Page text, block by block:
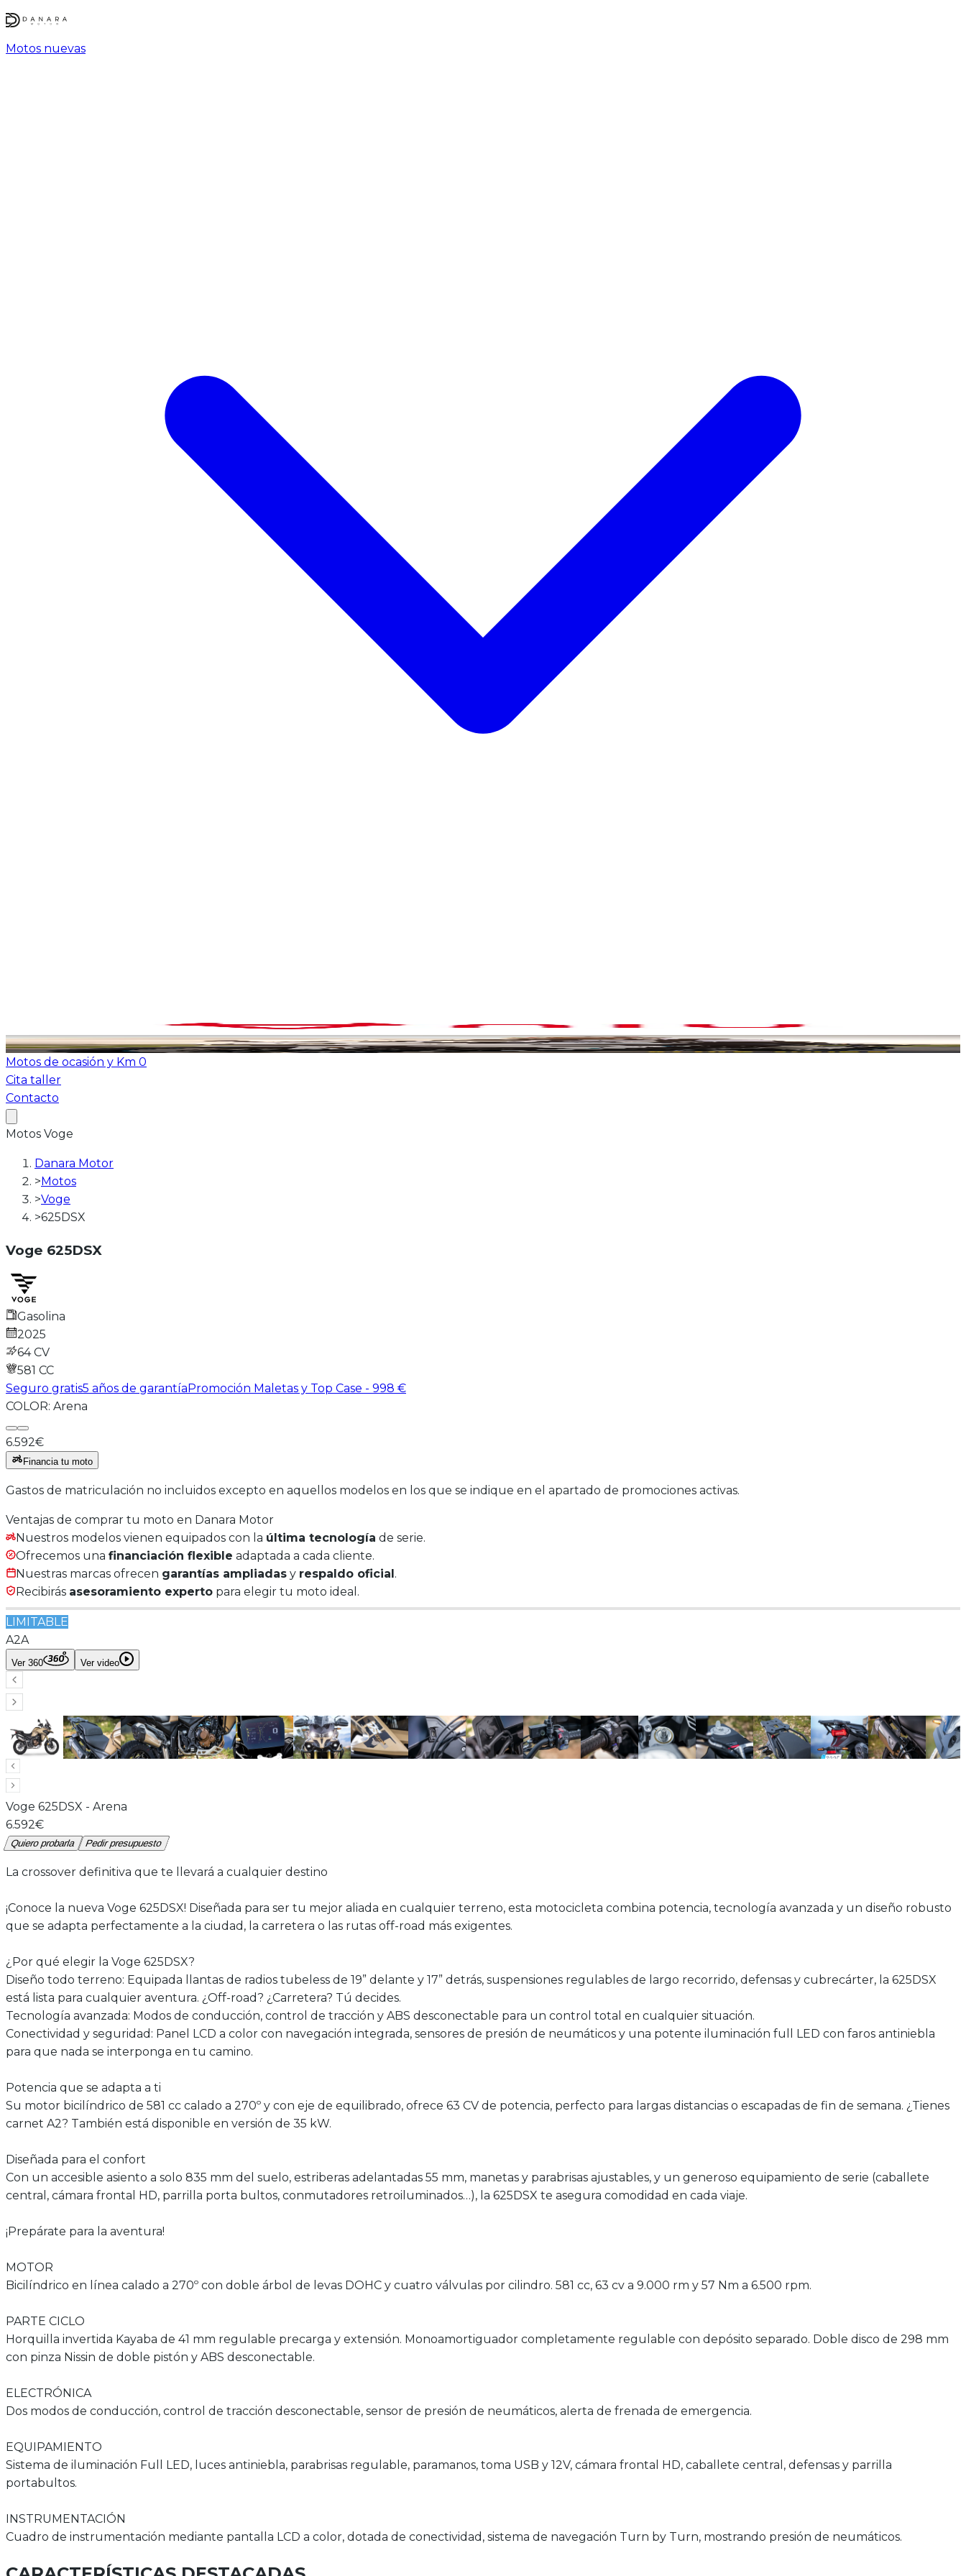
Motos nuevas
ATV-Quad
Motos de ocasión y Km 0
Cita taller
Contacto
Motos Voge
Danara Motor
>Motos
>Voge
>625DSX
Voge 625DSX
Gasolina
2025
64 CV
581 CC
Seguro gratis5 años de garantía Promoción Maletas y Top Case - 998 €
COLOR: Arena
6.592€
Financia tu moto
Gastos de matriculación no incluidos excepto en aquellos modelos en los que se indique en el apartado de promociones activas.
Ventajas de comprar tu moto en Danara Motor
Nuestros modelos vienen equipados con la última tecnología de serie.
Ofrecemos una financiación flexible adaptada a cada cliente.
Nuestras marcas ofrecen garantías ampliadas y respaldo oficial .
Recibirás asesoramiento experto para elegir tu moto ideal.
LIMITABLE
A2A
Ver 360 Ver video
Voge 625DSX - Arena
6.592€
Quiero probarla Pedir presupuesto
La crossover definitiva que te llevará a cualquier destino
¡Conoce la nueva Voge 625DSX! Diseñada para ser tu mejor aliada en cualquier terreno, esta motocicleta combina potencia, tecnología avanzada y un diseño robusto
que se adapta perfectamente a la ciudad, la carretera o las rutas off-road más exigentes.
¿Por qué elegir la Voge 625DSX?
Diseño todo terreno: Equipada llantas de radios tubeless de 19” delante y 17” detrás, suspensiones regulables de largo recorrido, defensas y cubrecárter, la 625DSX
está lista para cualquier aventura. ¿Off-road? ¿Carretera? Tú decides.
Tecnología avanzada: Modos de conducción, control de tracción y ABS desconectable para un control total en cualquier situación.
Conectividad y seguridad: Panel LCD a color con navegación integrada, sensores de presión de neumáticos y una potente iluminación full LED con faros antiniebla
para que nada se interponga en tu camino.
Potencia que se adapta a ti
Su motor bicilíndrico de 581 cc calado a 270º y con eje de equilibrado, ofrece 63 CV de potencia, perfecto para largas distancias o escapadas de fin de semana. ¿Tienes
carnet A2? También está disponible en versión de 35 kW.
Diseñada para el confort
Con un accesible asiento a solo 835 mm del suelo, estriberas adelantadas 55 mm, manetas y parabrisas ajustables, y un generoso equipamiento de serie (caballete
central, cámara frontal HD, parrilla porta bultos, conmutadores retroiluminados…), la 625DSX te asegura comodidad en cada viaje.
¡Prepárate para la aventura!
MOTOR
Bicilíndrico en línea calado a 270º con doble árbol de levas DOHC y cuatro válvulas por cilindro. 581 cc, 63 cv a 9.000 rm y 57 Nm a 6.500 rpm.
PARTE CICLO
Horquilla invertida Kayaba de 41 mm regulable precarga y extensión. Monoamortiguador completamente regulable con depósito separado. Doble disco de 298 mm
con pinza Nissin de doble pistón y ABS desconectable.
ELECTRÓNICA
Dos modos de conducción, control de tracción desconectable, sensor de presión de neumáticos, alerta de frenada de emergencia.
EQUIPAMIENTO
Sistema de iluminación Full LED, luces antiniebla, parabrisas regulable, paramanos, toma USB y 12V, cámara frontal HD, caballete central, defensas y parrilla
portabultos.
INSTRUMENTACIÓN
Cuadro de instrumentación mediante pantalla LCD a color, dotada de conectividad, sistema de navegación Turn by Turn, mostrando presión de neumáticos.